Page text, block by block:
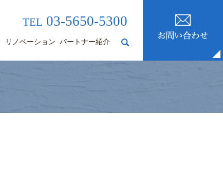
TEL 03-5650-5300
リノベーション パートナー紹介